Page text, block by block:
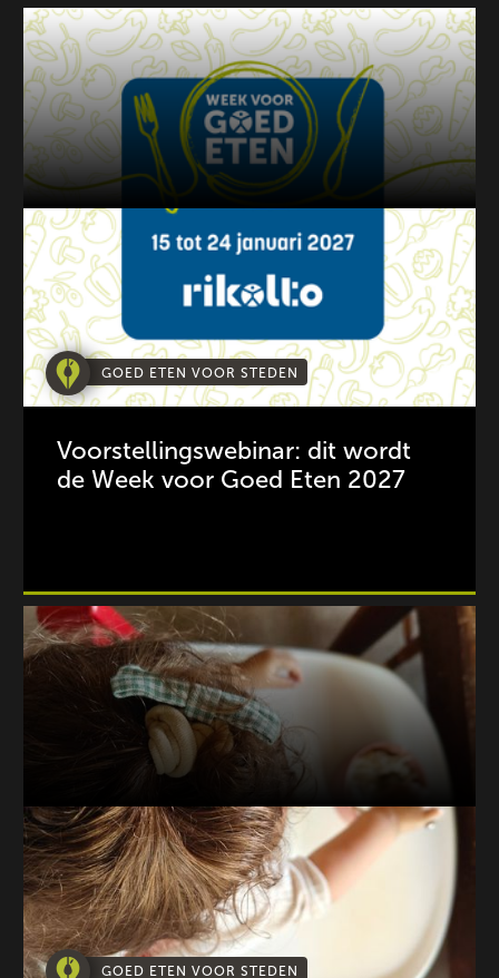
GOED ETEN VOOR STEDEN
Voorstellingswebinar: dit wordt
de Week voor Goed Eten 2027
GOED ETEN VOOR STEDEN